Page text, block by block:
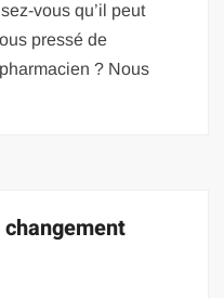
vous qu’il peut
pressé de
? Nous